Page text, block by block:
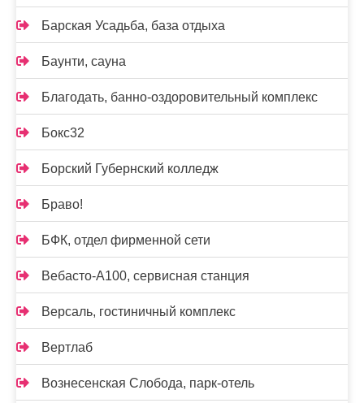
Барская Усадьба, база отдыха
Баунти, сауна
Благодать, банно-оздоровительный комплекс
Бокс32
Борский Губернский колледж
Браво!
БФК, отдел фирменной сети
Вебасто-А100, сервисная станция
Версаль, гостиничный комплекс
Вертлаб
Вознесенская Слобода, парк-отель